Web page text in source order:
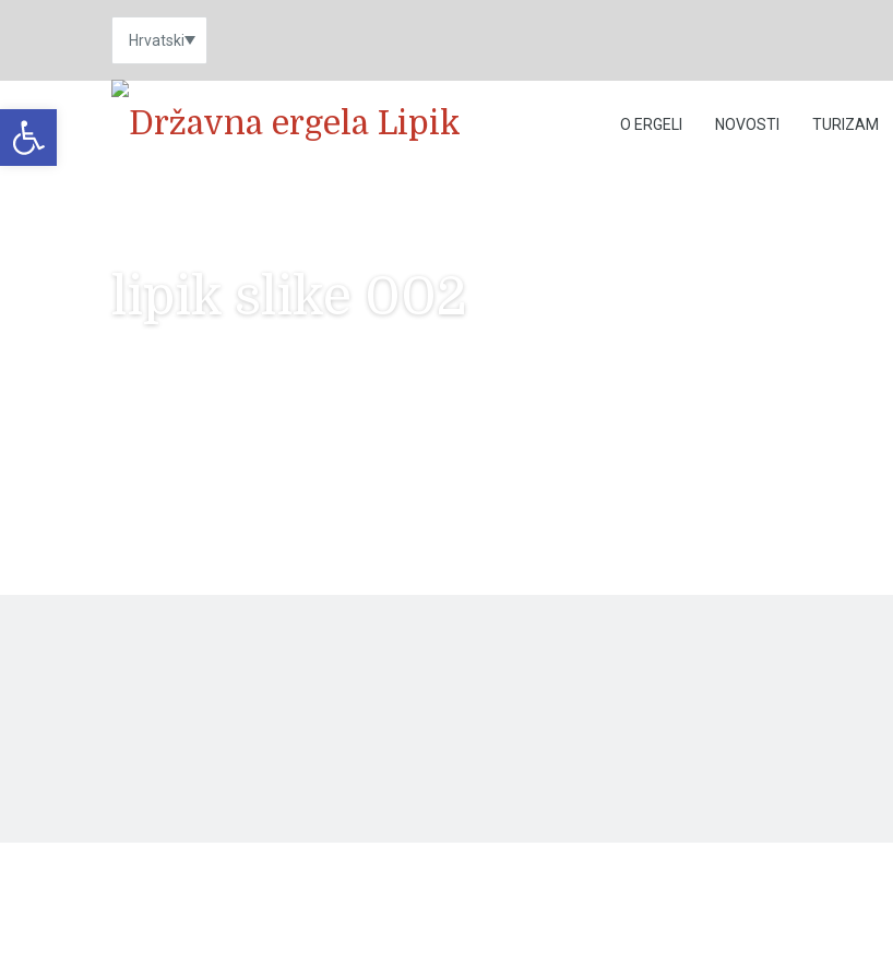
O ERGELI NOVOSTI TURIZAM
lipik slike 002
Open toolbar